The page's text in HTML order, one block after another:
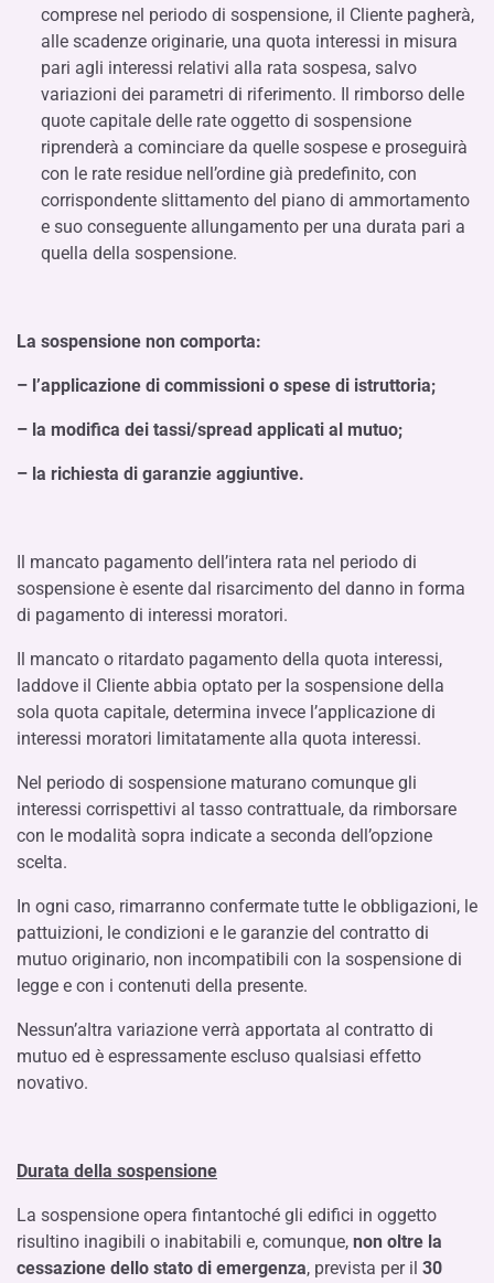
comprese nel periodo di sospensione, il Cliente pagherà,
alle scadenze originarie, una quota interessi in misura
pari agli interessi relativi alla rata sospesa, salvo
variazioni dei parametri di riferimento. Il rimborso delle
quote capitale delle rate oggetto di sospensione
riprenderà a cominciare da quelle sospese e proseguirà
con le rate residue nell’ordine già predefinito, con
corrispondente slittamento del piano di ammortamento
e suo conseguente allungamento per una durata pari a
quella della sospensione.
La sospensione non comporta:
– l’applicazione di commissioni o spese di istruttoria;
– la modifica dei tassi/spread applicati al mutuo;
– la richiesta di garanzie aggiuntive.
Il mancato pagamento dell’intera rata nel periodo di
sospensione è esente dal risarcimento del danno in forma
di pagamento di interessi moratori.
Il mancato o ritardato pagamento della quota interessi,
laddove il Cliente abbia optato per la sospensione della
sola quota capitale, determina invece l’applicazione di
interessi moratori limitatamente alla quota interessi.
Nel periodo di sospensione maturano comunque gli
interessi corrispettivi al tasso contrattuale, da rimborsare
con le modalità sopra indicate a seconda dell’opzione
scelta.
In ogni caso, rimarranno confermate tutte le obbligazioni, le
pattuizioni, le condizioni e le garanzie del contratto di
mutuo originario, non incompatibili con la sospensione di
legge e con i contenuti della presente.
Nessun’altra variazione verrà apportata al contratto di
mutuo ed è espressamente escluso qualsiasi effetto
novativo.
Durata della sospensione
La sospensione opera fintantoché gli edifici in oggetto
risultino inagibili o inabitabili e, comunque, non oltre la
cessazione dello stato di emergenza, prevista per il 30